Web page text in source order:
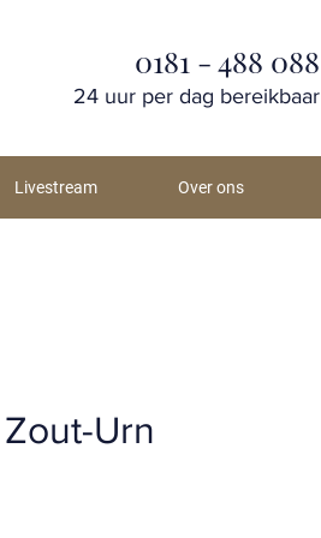
0181 - 488 088
24 uur per dag bereikbaar
Livestream Over ons
Urn